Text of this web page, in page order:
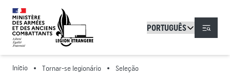
Passar para o conteúdo principal
Menu
Início Tornar-se legionário Seleção